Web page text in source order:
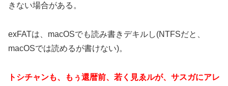
きない場合がある。
exFATは、macOSでも読み書きデキルし(NTFSだと、
macOSでは読めるが書けない)。
トシチャンも、もぅ還暦前、若く見ゑルが、サスガにアレ